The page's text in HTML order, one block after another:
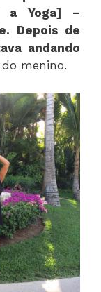
a Yoga] –
Depois de
andando
menino.